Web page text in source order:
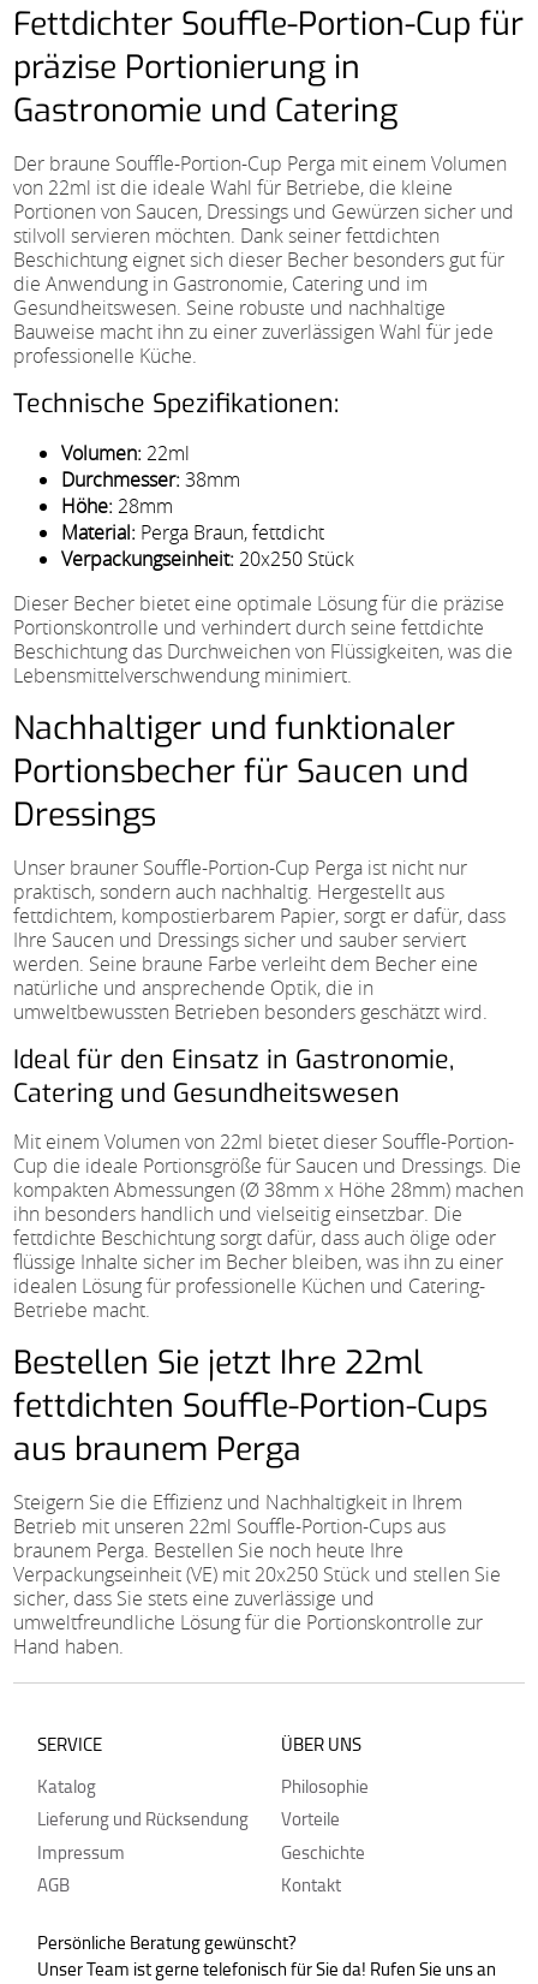
Fettdichter Souffle-Portion-Cup für
präzise Portionierung in
Gastronomie und Catering
Der braune Souffle-Portion-Cup Perga mit einem Volumen
von 22ml ist die ideale Wahl für Betriebe, die kleine
Portionen von Saucen, Dressings und Gewürzen sicher und
stilvoll servieren möchten. Dank seiner fettdichten
Beschichtung eignet sich dieser Becher besonders gut für
die Anwendung in Gastronomie, Catering und im
Gesundheitswesen. Seine robuste und nachhaltige
Bauweise macht ihn zu einer zuverlässigen Wahl für jede
professionelle Küche.
Technische Spezifikationen:
Volumen: 22ml
Durchmesser: 38mm
Höhe: 28mm
Material: Perga Braun, fettdicht
Verpackungseinheit: 20x250 Stück
Dieser Becher bietet eine optimale Lösung für die präzise
Portionskontrolle und verhindert durch seine fettdichte
Beschichtung das Durchweichen von Flüssigkeiten, was die
Lebensmittelverschwendung minimiert.
Nachhaltiger und funktionaler
Portionsbecher für Saucen und
Dressings
Unser brauner Souffle-Portion-Cup Perga ist nicht nur
praktisch, sondern auch nachhaltig. Hergestellt aus
fettdichtem, kompostierbarem Papier, sorgt er dafür, dass
Ihre Saucen und Dressings sicher und sauber serviert
werden. Seine braune Farbe verleiht dem Becher eine
natürliche und ansprechende Optik, die in
umweltbewussten Betrieben besonders geschätzt wird.
Ideal für den Einsatz in Gastronomie,
Catering und Gesundheitswesen
Mit einem Volumen von 22ml bietet dieser Souffle-Portion-
Cup die ideale Portionsgröße für Saucen und Dressings. Die
kompakten Abmessungen (Ø 38mm x Höhe 28mm) machen
ihn besonders handlich und vielseitig einsetzbar. Die
fettdichte Beschichtung sorgt dafür, dass auch ölige oder
flüssige Inhalte sicher im Becher bleiben, was ihn zu einer
idealen Lösung für professionelle Küchen und Catering-
Betriebe macht.
Bestellen Sie jetzt Ihre 22ml
fettdichten Souffle-Portion-Cups
aus braunem Perga
Steigern Sie die Effizienz und Nachhaltigkeit in Ihrem
Betrieb mit unseren 22ml Souffle-Portion-Cups aus
braunem Perga. Bestellen Sie noch heute Ihre
Verpackungseinheit (VE) mit 20x250 Stück und stellen Sie
sicher, dass Sie stets eine zuverlässige und
umweltfreundliche Lösung für die Portionskontrolle zur
Hand haben.
SERVICE
Katalog
Lieferung und Rücksendung
Impressum
AGB
ÜBER UNS
Philosophie
Vorteile
Geschichte
Kontakt
Persönliche Beratung gewünscht?
Unser Team ist gerne telefonisch für Sie da! Rufen Sie uns an